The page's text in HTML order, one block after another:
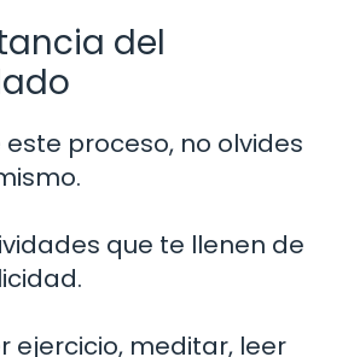
del
este proceso, no olvides
que te llenen de
ejercicio, meditar, leer